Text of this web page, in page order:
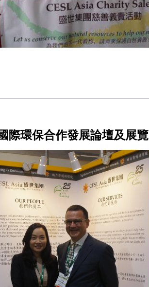
際環保合作發展論壇及展覽